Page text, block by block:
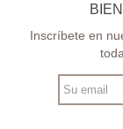
Inscríbete en